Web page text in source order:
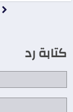
كتابة رد